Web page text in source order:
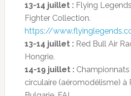
13-14 juillet :Flying
Fighter Collection.
https://
13-14 juillet :Red Bull Air
Hongrie.
14-19 juillet :Championnats
circulaire (aéromodélisme) à